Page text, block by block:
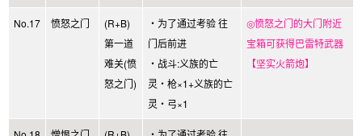
No.17 愤怒之门
(R+B)
第一道
难关(愤
怒之门)
・为了通过考验 往
门后前进
・战斗:义族的亡
灵・枪×1+义族的亡
灵・弓×1
◎愤怒之门的大门附近
宝箱可获得巴雷特武器
【坚实火箭炮】